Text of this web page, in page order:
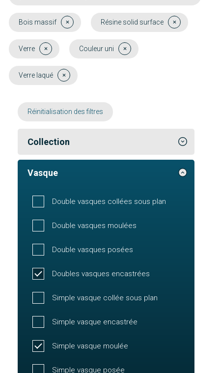
Bois massif Résine solid surface
Verre Couleur uni
Verre laqué
Réinitialisation des filtres
Collection
Vasque
Double vasques collées sous plan
Double vasques moulées
Double vasques posées
Doubles vasques encastrées
Simple vasque collée sous plan
Simple vasque encastrée
Simple vasque moulée
Simple vasque posée